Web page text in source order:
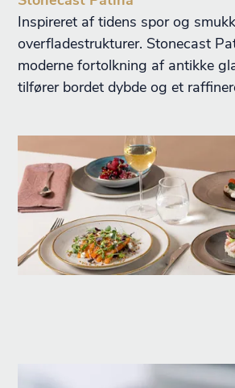
Inspireret af tidens spor og
overfladestrukturer. Stonecast
moderne fortolkning af antikke
tilfører bordet dybde og et